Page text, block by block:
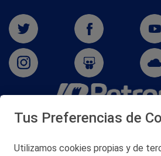
San Martín 5-Edificio
© 2026 Petronor
Tus Preferencias de
Utilizamos cookies propias y de